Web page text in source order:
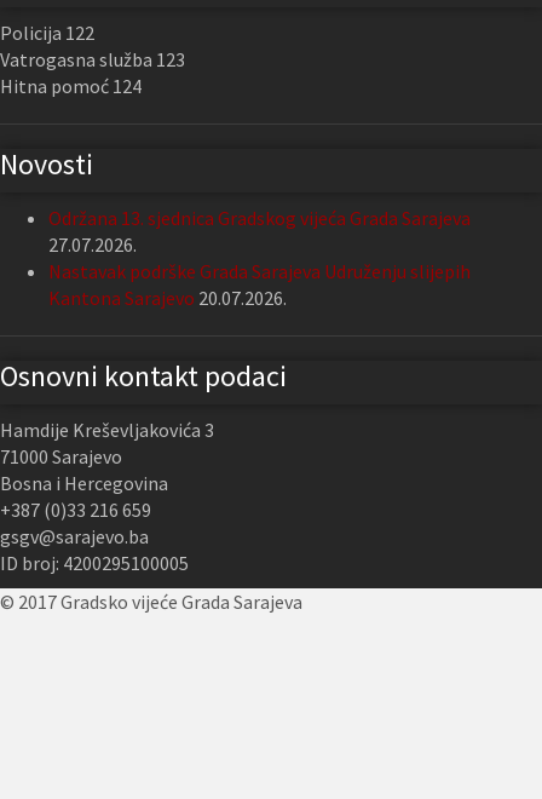
Policija 122
Vatrogasna služba 123
Hitna pomoć 124
Novosti
Održana 13. sjednica Gradskog vijeća Grada Sarajeva
27.07.2026.
Nastavak podrške Grada Sarajeva Udruženju slijepih
Kantona Sarajevo 20.07.2026.
Osnovni kontakt podaci
Hamdije Kreševljakovića 3
71000 Sarajevo
Bosna i Hercegovina
+387 (0)33 216 659
gsgv@sarajevo.ba
ID broj: 4200295100005
© 2017 Gradsko vijeće Grada Sarajeva